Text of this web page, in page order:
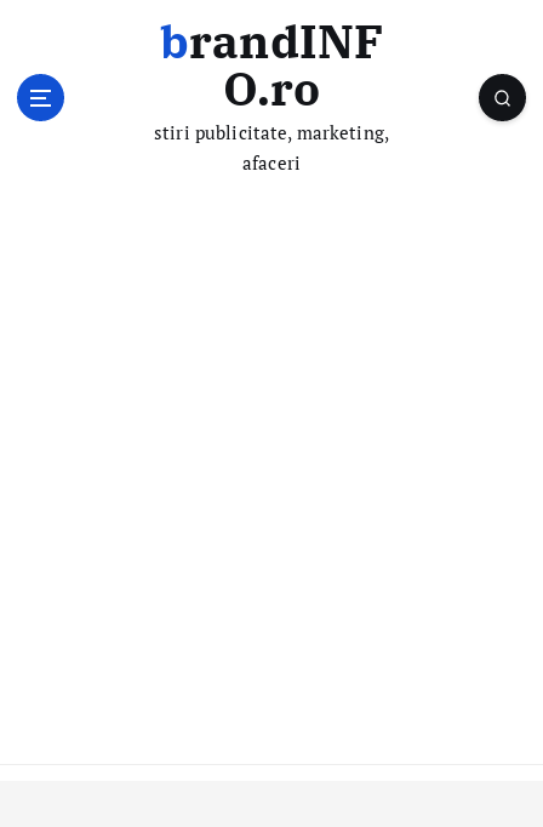
brandINF
O.ro
stiri publicitate, marketing,
afaceri